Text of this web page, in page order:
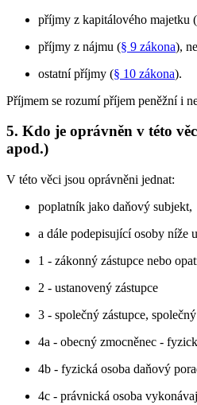
příjmy z kapitálového majetku (
příjmy z nájmu (§ 9 zákona),
ostatní příjmy (§ 10 zákona).
Příjmem se rozumí příjem peněžní i
5. Kdo je oprávněn v této
apod.)
V této věci jsou oprávněni jednat:
poplatník jako daňový subjekt,
a dále podepisující osoby níže
1 - zákonný zástupce nebo
2 - ustanovený zástupce
3 - společný zástupce,
4a - obecný zmocněnec -
4b - fyzická osoba daňový
4c - právnická osoba